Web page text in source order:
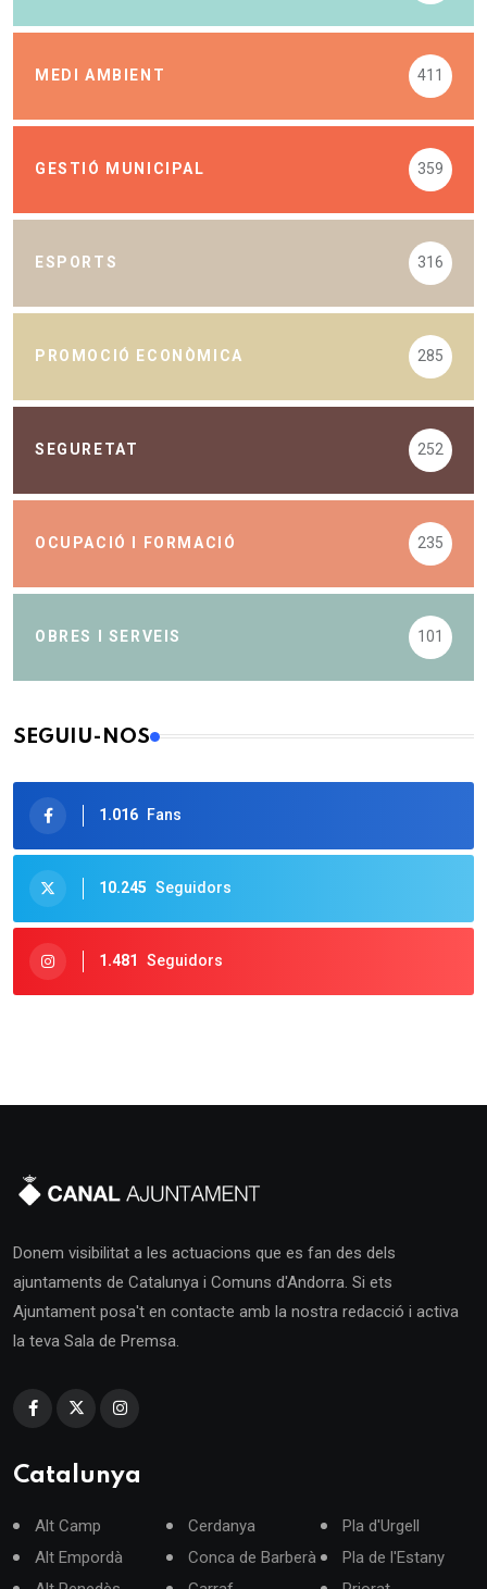
MEDI AMBIENT 411
GESTIÓ MUNICIPAL 359
ESPORTS 316
PROMOCIÓ ECONÒMICA 285
SEGURETAT 252
OCUPACIÓ I FORMACIÓ 235
OBRES I SERVEIS 101
SEGUIU-NOS
1.016 Fans
10.245 Seguidors
1.481 Seguidors
Donem visibilitat a les actuacions que es fan des dels
ajuntaments de Catalunya i Comuns d'Andorra. Si ets
Ajuntament posa't en contacte amb la nostra redacció i activa
la teva Sala de Premsa.
Catalunya
Alt Camp
Alt Empordà
Cerdanya
Conca de Barberà
Pla d'Urgell
Pla de l'Estany